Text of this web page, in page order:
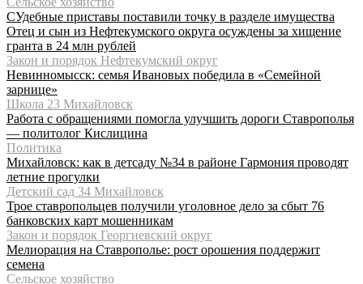
СУдебные приставы поставили точку в разделе имущества
Отец и сын из Нефтекумского округа осуждены за хищение
гранта в 24 млн рублей
Закон и порядок Нефтекумский округ
Невинномысск: семья Ивановых победила в «Семейной
зарнице»
Школа 23 Михайловск
Работа с обращениями помогла улучшить дороги Ставрополья
— политолог Кислицина
Политика
Михайловск: как в детсаду №34 в районе Гармония проводят
летние прогулки
Детский сад 34 Михайловск
Трое ставропольцев получили уголовное дело за сбыт 76
банковских карт мошенникам
Закон и порядок Георгиевский округ
Мелиорация на Ставрополье: рост орошения поддержит
семена
Сельское хозяйство